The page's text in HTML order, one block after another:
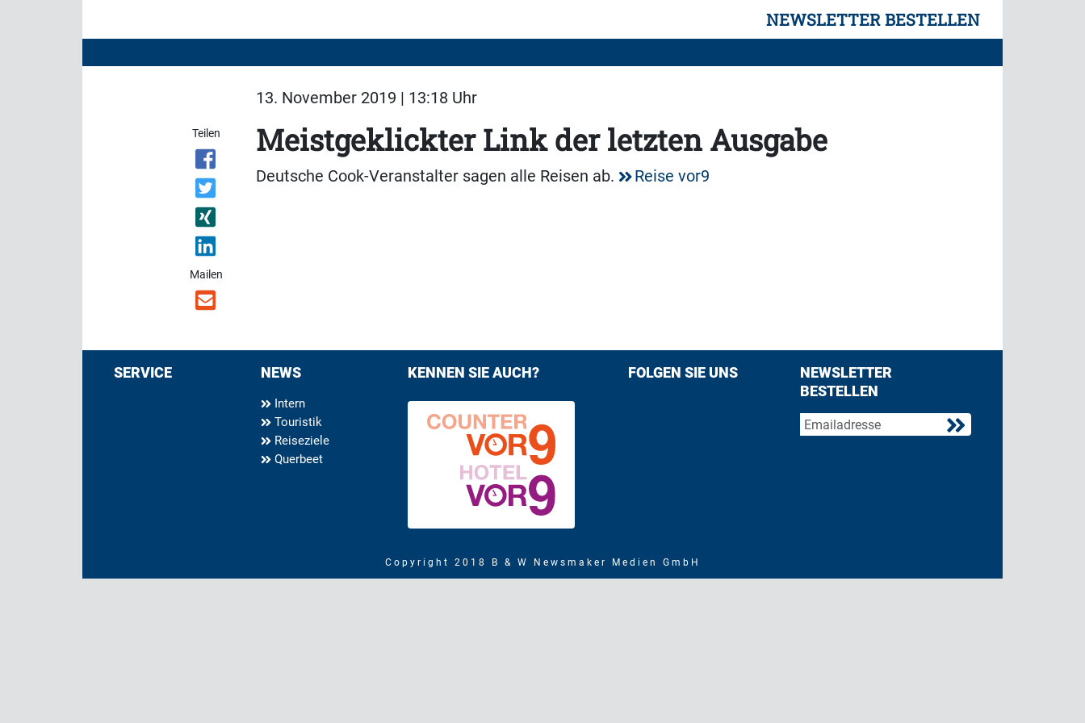
NEWSLETTER BESTELLEN
13. November 2019 | 13:18 Uhr
Teilen
Mailen
Meistgeklickter Link der letzten Ausgabe
Deutsche Cook-Veranstalter sagen alle Reisen ab. Reise vor9
SERVICE NEWS
Intern
Touristik
Reiseziele
Querbeet
KENNEN SIE AUCH? FOLGEN SIE UNS
NEWSLETTER
BESTELLEN
Copyright 2018 B & W Newsmaker Medien GmbH